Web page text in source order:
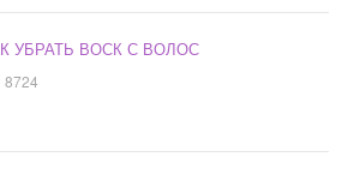
УБРАТЬ ВОСК С ВОЛОС
8724